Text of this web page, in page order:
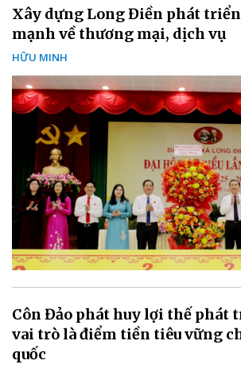
Xây dựng Long Điền phát
mạnh về thương mại, dịch vụ
HỮU MINH
Côn Đảo phát huy lợi thế phát
vai trò là điểm tiền tiêu vững
quốc